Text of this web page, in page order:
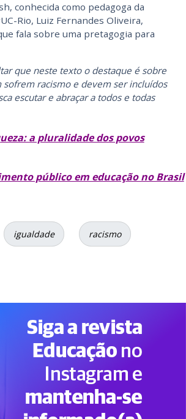
conhecida como pedagoga da
Rio, Luiz Fernandes Oliveira,
fala sobre uma pretagogia para
que neste texto o destaque é sobre
racismo e devem ser incluídos
escutar e abraçar a todos e todas
a pluralidade dos povos
público em educação no Brasil
igualdade racismo